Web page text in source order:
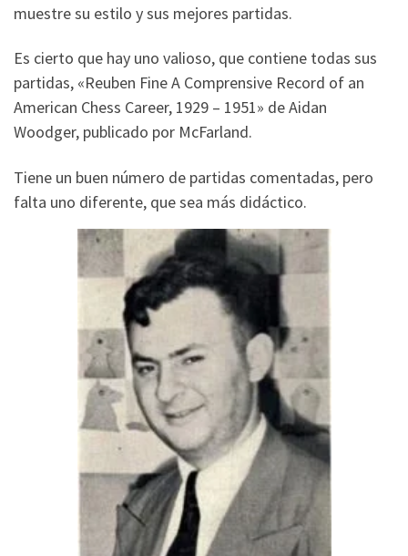
muestre su estilo y sus mejores partidas.
Es cierto que hay uno valioso, que contiene todas sus
partidas, «Reuben Fine A Comprensive Record of an
American Chess Career, 1929 – 1951» de Aidan
Woodger, publicado por McFarland.
Tiene un buen número de partidas comentadas, pero
falta uno diferente, que sea más didáctico.